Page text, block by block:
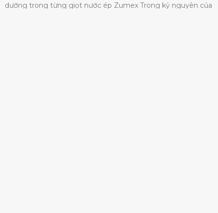
dưỡng trong từng giọt nước ép Zumex Trong kỷ nguyên của